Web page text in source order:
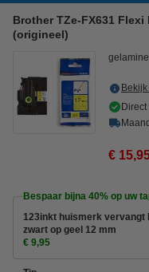
Brother TZe-FX631
(origineel)
€
Bespaar bijna 40% op uw
123inkt huismerk vervangt
zwart op geel 12 mm
€ 9,95